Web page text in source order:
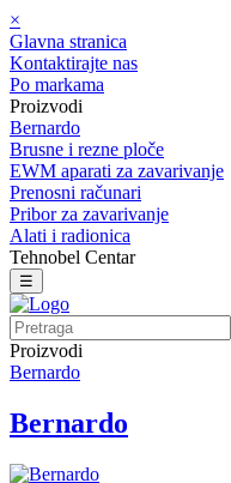
×
Glavna stranica
Kontaktirajte nas
Po markama
Proizvodi
Bernardo
Brusne i rezne ploče
EWM aparati za zavarivanje
Prenosni računari
Pribor za zavarivanje
Alati i radionica
Tehnobel Centar
☰
Proizvodi
Bernardo
Bernardo